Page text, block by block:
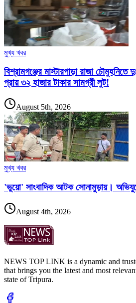
মুখ্য খবর
বিশ্রামগঞ্জের মাস্টারপাড়া রাজা
প্রায় ৩২ হাজার টাকার সামগ্রী লুট!
August 5th, 2026
মুখ্য খবর
'ভুয়ো' সাংবাদিক আটক সোনামুড়ায়।
August 4th, 2026
NEWS TOP LINK is a dynamic and
that brings you the latest and most
state of Tripura.